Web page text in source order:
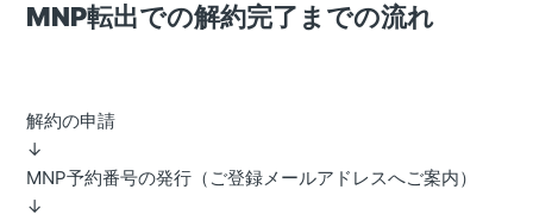
MNP転出での解約完了までの流れ
解約の申請
↓
MNP予約番号の発行（ご登録メールアドレスへご案内）
↓